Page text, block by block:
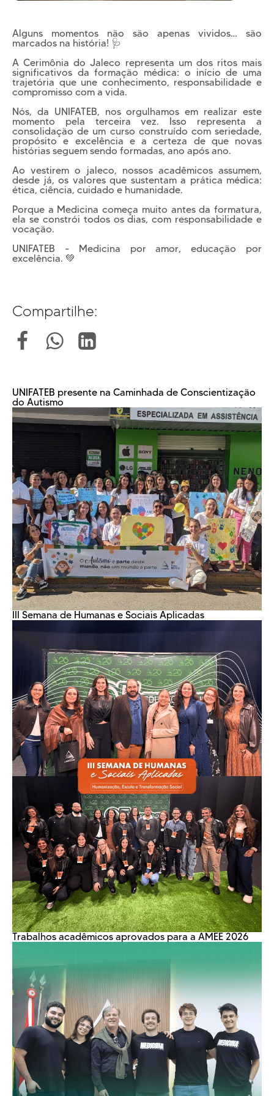
E CORPO DOCENTE
INFRAESTRUTURA
Biblioteca
Centro Laboratorial Professor Ivo Neitzel
Acessibilidade
Nossas Unidades
PRIVACIDADE
Nossa Política de Privacidade
Fale com o nosso DPO
Alguns momentos não são apenas vividos… são
marcados na história! 🩺
A Cerimônia do Jaleco representa um dos ritos mais
significativos da formação médica: o início de uma
trajetória que une conhecimento, responsabilidade e
compromisso com a vida.
Nós, da UNIFATEB, nos orgulhamos em realizar este
momento pela terceira vez. Isso representa a
consolidação de um curso construído com seriedade,
propósito e excelência e a certeza de que novas
histórias seguem sendo formadas, ano após ano.
Ao vestirem o jaleco, nossos acadêmicos assumem,
desde já, os valores que sustentam a prática médica:
ética, ciência, cuidado e humanidade.
Porque a Medicina começa muito antes da formatura,
ela se constrói todos os dias, com responsabilidade e
vocação.
UNIFATEB - Medicina por amor, educação por
excelência. 💚
Compartilhe:
UNIFATEB presente na Caminhada de Conscientização
do Autismo
III Semana de Humanas e Sociais Aplicadas
Trabalhos acadêmicos aprovados para a AMEE 2026